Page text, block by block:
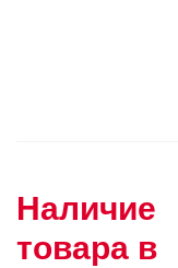
Наличие
товара в